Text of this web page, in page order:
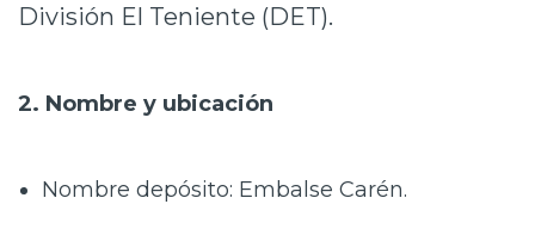
División El Teniente (DET).
2. Nombre y ubicación
Nombre depósito: Embalse Carén.